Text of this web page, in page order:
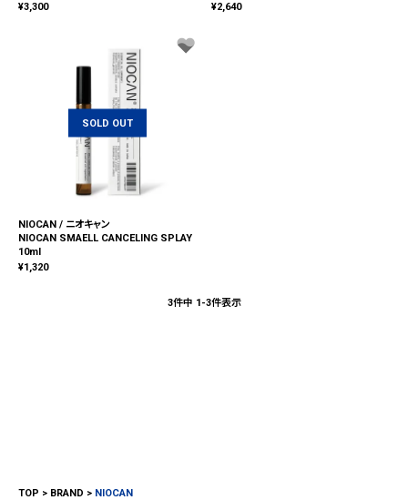
¥3,300
¥2,640
SOLD OUT
NIOCAN / ニオキャン
NIOCAN SMAELL CANCELING SPLAY
10ml
¥1,320
3件中 1-3件表示
TOP BRAND NIOCAN